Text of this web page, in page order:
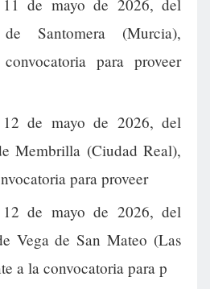
de mayo de 2026, del
de Santomera (Murcia),
para proveer
de mayo de 2026, del
Membrilla (Ciudad Real),
para proveer
de mayo de 2026, del
Vega de San Mateo (Las
a la convocatoria para p